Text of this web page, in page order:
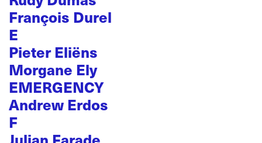
François Durel
E
Pieter Eliëns
Morgane Ely
EMERGENCY
Andrew Erdos
F